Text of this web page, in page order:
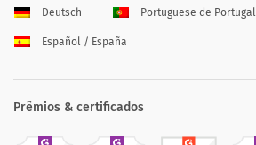
Deutsch Portuguese de Portugal
Español / España
Prêmios & certificados